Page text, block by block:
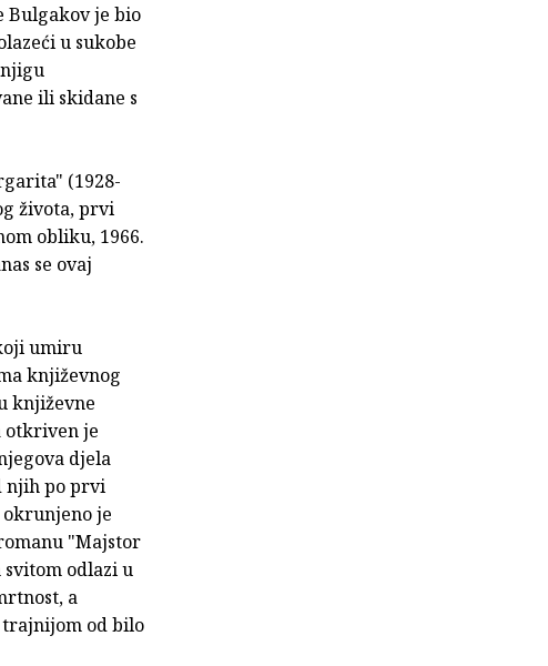
Bulgakov je bio
u sukobe
ili skidane s
(1928-
života, prvi
obliku, 1966.
se ovaj
umiru
književnog
književne
otkriven je
djela
njih po prvi
je
"Majstor
odlazi u
a
trajnijom od bilo